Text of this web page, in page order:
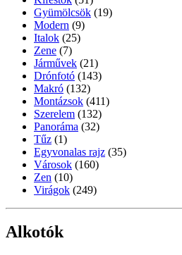
Gyümölcsök (19)
Modern (9)
Italok (25)
Zene (7)
Járművek (21)
Drónfotó (143)
Makró (132)
Montázsok (411)
Szerelem (132)
Panoráma (32)
Tűz (1)
Egyvonalas rajz (35)
Városok (160)
Zen (10)
Virágok (249)
Alkotók